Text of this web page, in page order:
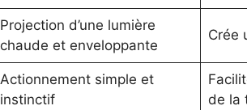
Projection d’une lumière
chaude et enveloppante
Crée
Actionnement simple et
instinctif
de la